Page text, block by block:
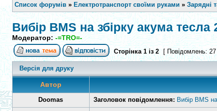
Список форумів » Електротранспорт своїми руками » Зарядні
Вибір BMS на збірку акума тесла
Модератор:-=TRO=-
Сторінка 1із2 [ Повідомлень:
Версія для друку
Автор
Doomas Заголовок повідомлення: Вибір BMS